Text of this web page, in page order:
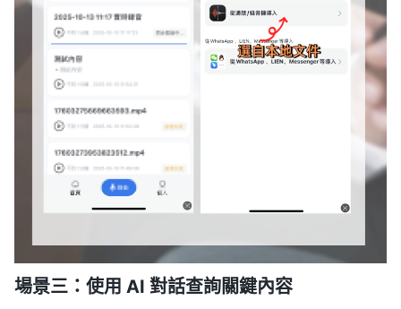
場景三：使用 AI 對話查詢關鍵內容